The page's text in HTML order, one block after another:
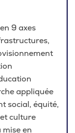
9 axes
appliquée
social, équité,
culture
en